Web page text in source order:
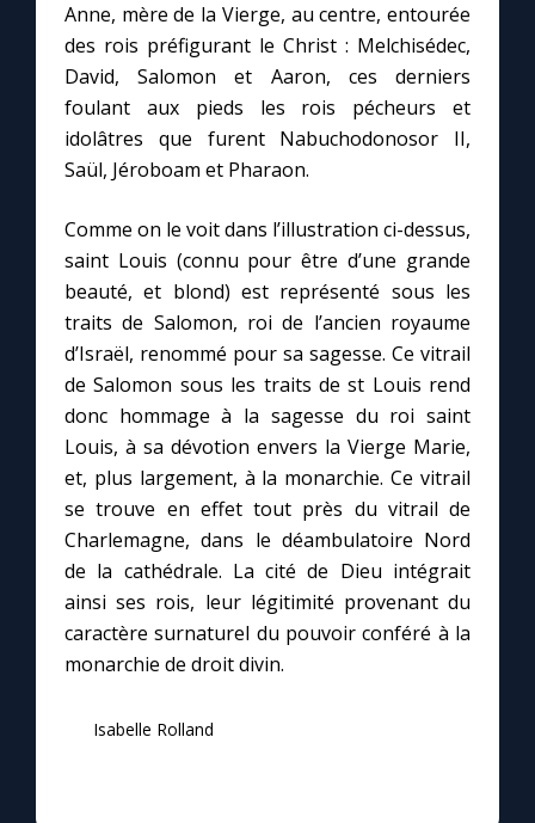
Anne, mère de la Vierge, au centre, entourée
des rois préfigurant le Christ : Melchisédec,
David, Salomon et Aaron, ces derniers
foulant aux pieds les rois pécheurs et
idolâtres que furent Nabuchodonosor II,
Saül, Jéroboam et Pharaon.
Comme on le voit dans l’illustration ci-dessus,
saint Louis (connu pour être d’une grande
beauté, et blond) est représenté sous les
traits de Salomon, roi de l’ancien royaume
d’Israël, renommé pour sa sagesse. Ce vitrail
de Salomon sous les traits de st Louis rend
donc hommage à la sagesse du roi saint
Louis, à sa dévotion envers la Vierge Marie,
et, plus largement, à la monarchie. Ce vitrail
se trouve en effet tout près du vitrail de
Charlemagne, dans le déambulatoire Nord
de la cathédrale. La cité de Dieu intégrait
ainsi ses rois, leur légitimité provenant du
caractère surnaturel du pouvoir conféré à la
monarchie de droit divin.
Isabelle Rolland